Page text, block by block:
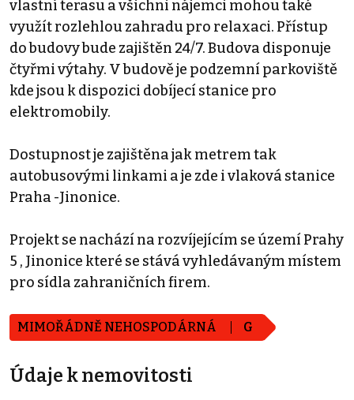
vlastní terasu a všichni nájemci mohou také
využít rozlehlou zahradu pro relaxaci. Přístup
do budovy bude zajištěn 24/7. Budova disponuje
čtyřmi výtahy. V budově je podzemní parkoviště
kde jsou k dispozici dobíjecí stanice pro
elektromobily.
Dostupnost je zajištěna jak metrem tak
autobusovými linkami a je zde i vlaková stanice
Praha -Jinonice.
Projekt se nachází na rozvíjejícím se území Prahy
5 , Jinonice které se stává vyhledávaným místem
pro sídla zahraničních firem.
MIMOŘÁDNĚ NEHOSPODÁRNÁ G
Údaje k nemovitosti